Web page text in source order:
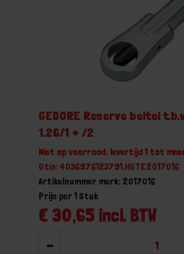
GEDORE Reserve beitel
1.26/1 + /2
Niet op voorraad, levertijd 1 tot
Gtin: 4036976123791,HGTE2017016
Artikelnummer merk: 2017016
€ 30,65 incl. BTW
Prijs per 1 Stuk
-